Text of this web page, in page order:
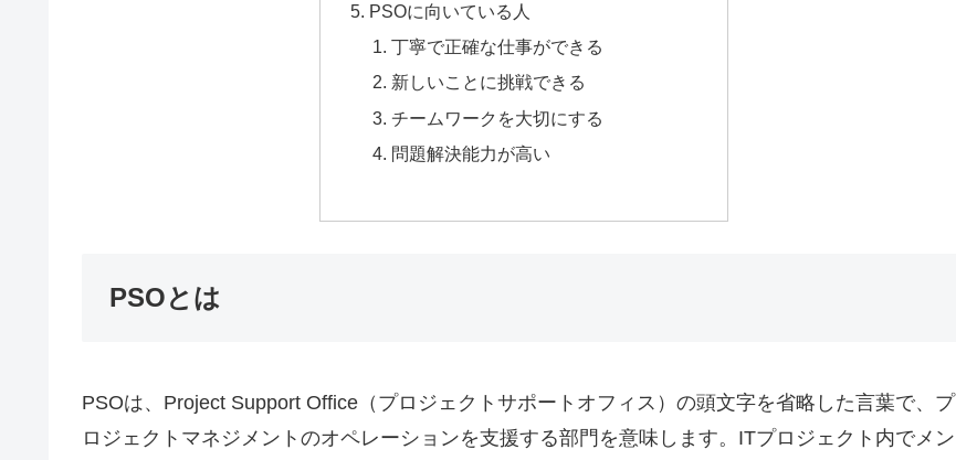
PSOに向いている人
丁寧で正確な仕事ができる
新しいことに挑戦できる
チームワークを大切にする
問題解決能力が高い
PSOとは
PSOは、Project Support Office（プロジェクトサポートオフィス）の頭文字を省略した言葉で、プ
ロジェクトマネジメントのオペレーションを支援する部門を意味します。ITプロジェクト内でメン